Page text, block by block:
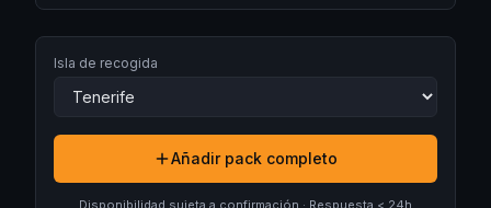
Isla de recogida
Añadir pack completo
Disponibilidad sujeta a confirmación · Respuesta < 24h